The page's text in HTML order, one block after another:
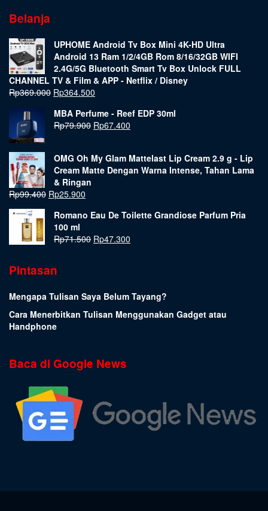
Belanja
UPHOME Android Tv Box Mini 4K-HD Ultra
Android 13 Ram 1/2/4GB Rom 8/16/32GB WIFI
2.4G/5G Bluetooth Smart Tv Box Unlock FULL
CHANNEL TV & Film & APP - Netflix / Disney
Rp369.000 Rp364.500
MBA Perfume - Reef EDP 30ml
Rp79.900 Rp67.400
OMG Oh My Glam Mattelast Lip Cream 2.9 g - Lip
Cream Matte Dengan Warna Intense, Tahan Lama
& Ringan
Rp99.400 Rp25.900
Romano Eau De Toilette Grandiose Parfum Pria
100 ml
Rp71.500 Rp47.300
Pintasan
Mengapa Tulisan Saya Belum Tayang?
Cara Menerbitkan Tulisan Menggunakan Gadget atau
Handphone
Baca di Google News